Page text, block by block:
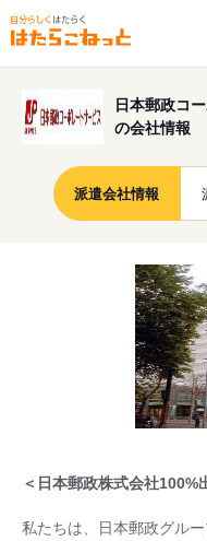
日本郵政コ
の会社情報
派遣会社情報
＜日本郵政株式会社100%
私たちは、日本郵政グル